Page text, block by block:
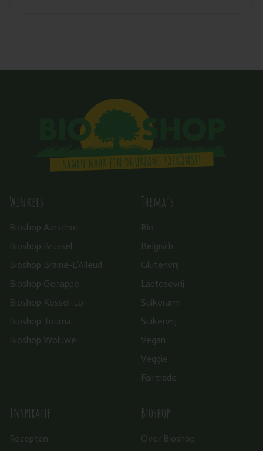
Winkels
Bioshop Aarschot
Bioshop Brussel
Bioshop Braine-L’Alleud
Bioshop Genappe
Bioshop Kessel-Lo
Bioshop Tournai
Bioshop Woluwe
Thema’s
Bio
Belgisch
Glutenvrij
Lactosevrij
Suikerarm
Suikervrij
Vegan
Veggie
Fairtrade
Inspiratie
Recepten
Bioshop
Over Bioshop